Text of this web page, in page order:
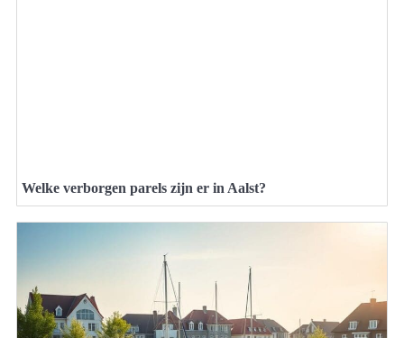
Welke verborgen parels zijn er in Aalst?